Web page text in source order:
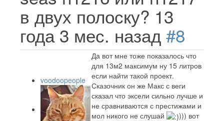
в двух полоску? 13
года 3 мес. назад #8
voodoopeople
Да вот мне тоже показалось что
для 13м2 максимум ну 15 литров
если найти такой проект.
Сказочник он же Макс с веги
сказал что эксели сильно лучше и
не сравниваются с престижами и
мол никого не слушай
))) вот